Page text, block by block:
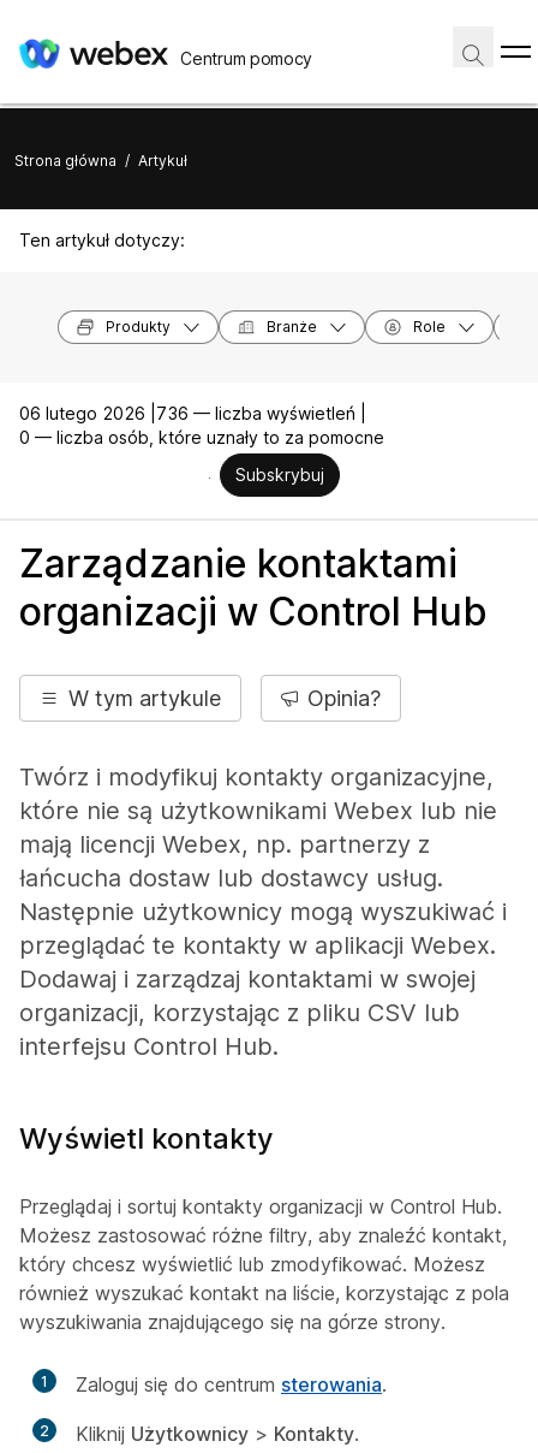
Centrum pomocy
Strona główna / Artykuł
Ten artykuł dotyczy:
Produkty Branże Role
06 lutego 2026 | 736 — liczba wyświetleń |
0 — liczba osób, które uznały to za pomocne
Subskrybuj
Zarządzanie kontaktami
organizacji w Control Hub
W tym artykule Opinia?
Twórz i modyfikuj kontakty organizacyjne,
które nie są użytkownikami Webex lub nie
mają licencji Webex, np. partnerzy z
łańcucha dostaw lub dostawcy usług.
Następnie użytkownicy mogą wyszukiwać i
przeglądać te kontakty w aplikacji Webex.
Dodawaj i zarządzaj kontaktami w swojej
organizacji, korzystając z pliku CSV lub
interfejsu Control Hub.
Wyświetl kontakty
Przeglądaj i sortuj kontakty organizacji w Control Hub.
Możesz zastosować różne filtry, aby znaleźć kontakt,
który chcesz wyświetlić lub zmodyfikować. Możesz
również wyszukać kontakt na liście, korzystając z pola
wyszukiwania znajdującego się na górze strony.
1 Zaloguj się do centrum sterowania.
2 Kliknij Użytkownicy > Kontakty.